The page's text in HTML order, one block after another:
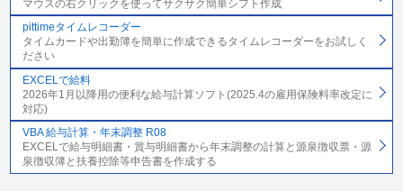
マウスの右クリックを使ってサクサク簡単シフト作成
pittimeタイムレコーダー
タイムカードや出勤簿を簡単に作成できるタイムレコーダーをお試しく
ださい
EXCELで給料
2026年1月以降用の便利な給与計算ソフト(2025.4の雇用保険料率改定に
対応)
VBA 給与計算・年末調整 R08
EXCELで給与明細書・賞与明細書から年末調整の計算と源泉徴収票・源
泉徴収簿と扶養控除等申告書を作成する